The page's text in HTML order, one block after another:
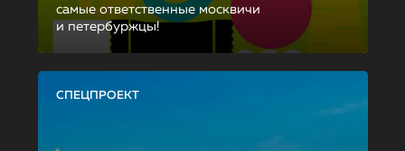
самые ответственные москвичи
и петербуржцы!
СПЕЦПРОЕКТ